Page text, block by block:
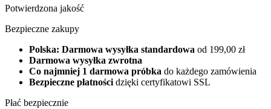
Potwierdzona jakość
Bezpieczne zakupy
Polska: Darmowa wysyłka standardowa od 199,00 zł
Darmowa wysyłka zwrotna
Co najmniej 1 darmowa próbka do każdego zamówienia
Bezpieczne płatności dzięki certyfikatowi SSL
Płać bezpiecznie